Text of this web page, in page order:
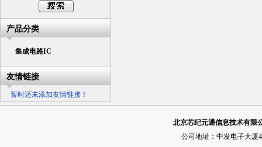
产品分类
集成电路IC
友情链接
暂时还未添加友情链接！
北京芯纪元通信息技术有限
公司地址：中发电子大厦